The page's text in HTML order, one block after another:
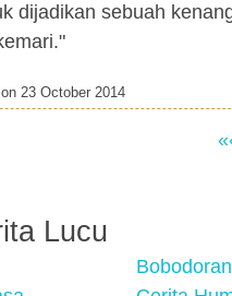
dijadikan sebuah
23 October 2014
Lucu